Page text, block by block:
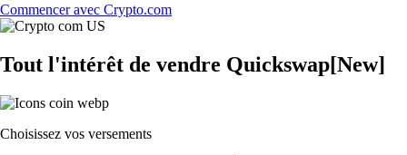
Commencer avec Crypto.com
Tout l'intérêt de vendre Quickswap[New]
Choisissez vos versements